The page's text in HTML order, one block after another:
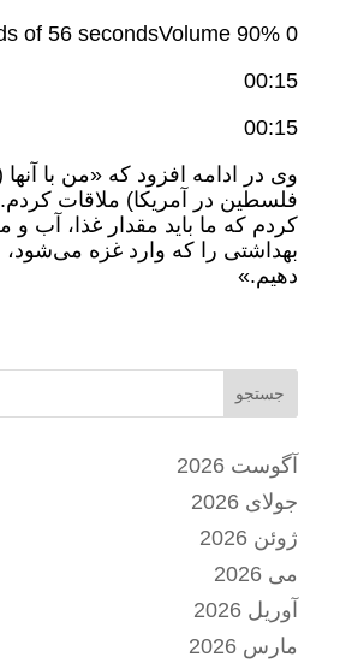
0 seconds of 56 secondsVolume 90%
00:15
00:15
وی در ادامه افزود که «من با آنها
فلسطین در آمریکا) ملاقات
کردم که ما باید مقدار غذا، آب و
بهداشتی را که وارد غزه
دهیم.»
جستجو
آگوست 2026
جولای 2026
ژوئن 2026
می 2026
آوریل 2026
مارس 2026